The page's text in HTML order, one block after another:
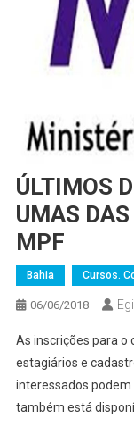
ÚLTIMOS
UMAS DAS
MPF
Bahia Cursos.
06/06/2018
As inscrições para o
estagiários e
interessados podem
também está